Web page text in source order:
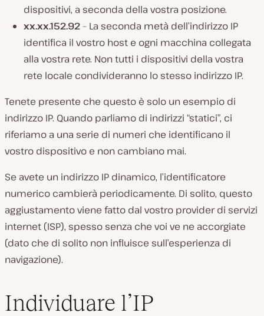
dispositivi, a seconda della vostra posizione.
xx.xx.152.92– La seconda metà dell’indirizzo IP
identifica il vostro host e ogni macchina collegata
alla vostra rete. Non tutti i dispositivi della vostra
rete locale condivideranno lo stesso indirizzo IP.
Tenete presente che questo è solo un esempio di
indirizzo IP. Quando parliamo di indirizzi “statici”, ci
riferiamo a una serie di numeri che identificano il
vostro dispositivo e non cambiano mai.
Se avete un indirizzo IP dinamico, l’identificatore
numerico cambierà periodicamente. Di solito, questo
aggiustamento viene fatto dal vostro provider di servizi
internet (ISP), spesso senza che voi ve ne accorgiate
(dato che di solito non influisce sull’esperienza di
navigazione).
Individuare l’IP